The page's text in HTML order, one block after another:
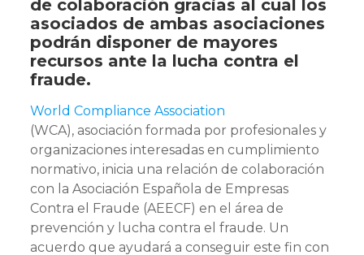
de colaboración gracias al cual los
asociados de ambas asociaciones
podrán disponer de mayores
recursos ante la lucha contra el
fraude.
World Compliance Association
(WCA), asociación formada por profesionales y
organizaciones interesadas en cumplimiento
normativo, inicia una relación de colaboración
con la Asociación Española de Empresas
Contra el Fraude (AEECF) en el área de
prevención y lucha contra el fraude. Un
acuerdo que ayudará a conseguir este fin con